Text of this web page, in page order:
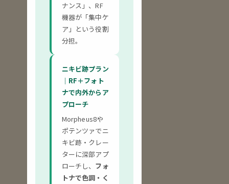
ナンス」、RF
機器が「集中ケ
ア」という役割
分担。
ニキビ跡プラン
｜RF＋フォト
ナで内外からア
プローチ
Morpheus8や
ポテンツァでニ
キビ跡・クレー
ターに深部アプ
ローチし、 フォ
トナで色調・く